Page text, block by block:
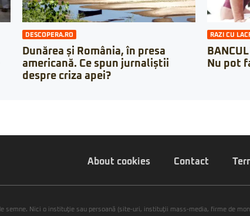
DESCOPERA.RO
Dunărea și România, în presa
americană. Ce spun jurnaliștii
despre criza apei?
RAZI CU
Nu pot
About cookies Contact
semne. Nici o instituţie sau persoană (site-uri, instituţii mass-media, firme de